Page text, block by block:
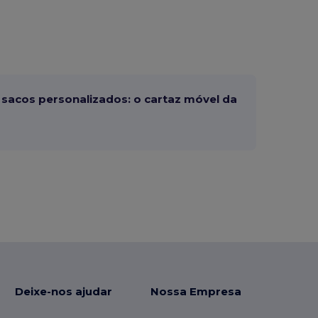
personalizados: o cartaz móvel da
Deixe-nos ajudar Nossa Empresa